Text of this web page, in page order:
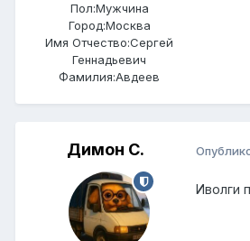
Пол:Мужчина
Город:Москва
Имя Отчество:Сергей
Геннадьевич
Фамилия:Авдеев
Димон С.
Иволги